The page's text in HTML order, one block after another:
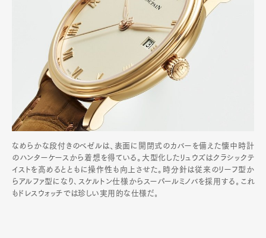
なめらかな段付きのベゼルは、表面に開閉式のカバーを備えた懐中時計
のハンターケースから着想を得ている。大型化したリュウズはクラシックテ
イストを高めるとともに操作性も向上させた。時分針は従来のリーフ型か
らアルファ型になり､スケルトン仕様からスーパールミノバを採用する｡これ
もドレスウォッチでは珍しい実用的な仕様だ｡